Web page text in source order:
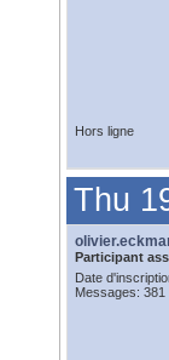
Hors ligne
Thu
Participant
Date
Messages: 381